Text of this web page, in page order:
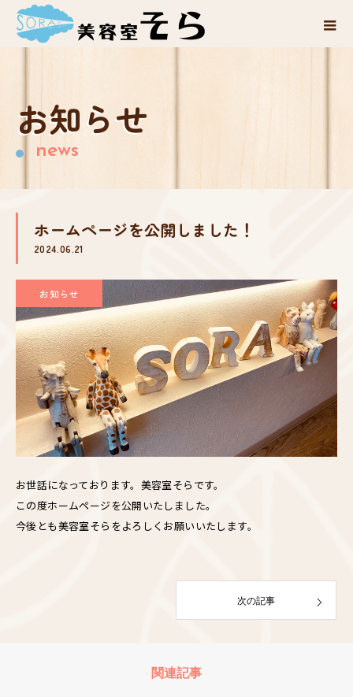
お知らせ
ホームページを公開しました！
2024.06.21
お知らせ
お世話になっております。美容室そらです。
この度ホームページを公開いたしました。
今後とも美容室そらをよろしくお願いいたします。
次の記事
関連記事